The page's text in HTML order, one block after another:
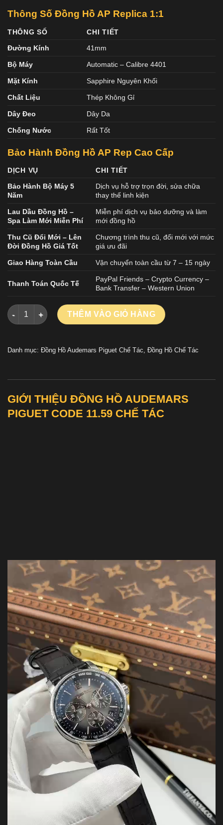
Thông Số Đồng Hồ AP Replica 1:1
THÔNG SỐ
CHI TIẾT
Đường Kính
41mm
Bộ Máy Automatic – Calibre 4401
Mặt Kính Sapphire Nguyên Khối
Chất Liệu Thép Không Gỉ
Dây Đeo Dây Da
Chống Nước Rất Tốt
Bảo Hành Đồng Hồ AP Rep Cao Cấp
DỊCH VỤ
CHI TIẾT
Bảo Hành Bộ Máy 5
Năm
Dịch vụ hỗ trợ trọn đời, sửa chữa
thay thế linh kiện
Lau Dầu Đồng Hồ –
Spa Làm Mới Miễn Phí
Miễn phí dịch vụ bảo dưỡng và làm
mới đồng hồ
Thu Cũ Đổi Mới – Lên
Đời Đồng Hồ Giá Tốt
Chương trình thu cũ, đổi mới với mức
giá ưu đãi
Giao Hàng Toàn Cầu Vận chuyển toàn cầu từ 7 – 15 ngày
Thanh Toán Quốc Tế
PayPal Friends – Crypto Currency –
Bank Transfer – Western Union
ĐỒNG HỒ AUDEMARS PIGUET CODE 11.59 CHẾ TÁC MẶT
THÊM VÀO GIỎ HÀNG
Danh mục: Đồng Hồ Audemars Piguet Chế Tác, Đồng Hồ Chế Tác
GIỚI THIỆU ĐỒNG HỒ AUDEMARS
PIGUET CODE 11.59 CHẾ TÁC